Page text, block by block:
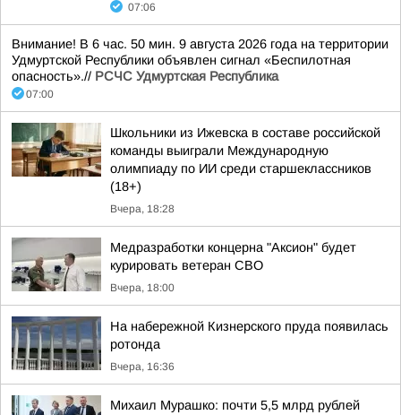
07:06
Внимание! В 6 час. 50 мин. 9 августа 2026 года на территории
Удмуртской Республики объявлен сигнал «Беспилотная
опасность».// РСЧС Удмуртская Республика
07:00
Школьники из Ижевска в составе российской
команды выиграли Международную
олимпиаду по ИИ среди старшеклассников
(18+)
Вчера, 18:28
Медразработки концерна "Аксион" будет
курировать ветеран СВО
Вчера, 18:00
На набережной Кизнерского пруда появилась
ротонда
Вчера, 16:36
Михаил Мурашко: почти 5,5 млрд рублей